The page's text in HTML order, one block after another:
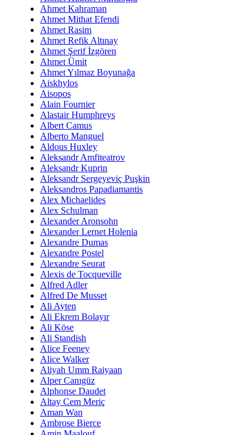
Ahmet Kahraman
Ahmet Mithat Efendi
Ahmet Rasim
Ahmet Refik Altınay
Ahmet Şerif İzgören
Ahmet Ümit
Ahmet Yılmaz Boyunağa
Aiskhylos
Aisopos
Alain Fournier
Alastair Humphreys
Albert Camus
Alberto Manguel
Aldous Huxley
Aleksandr Amfiteatrov
Aleksandr Kuprin
Aleksandr Sergeyeviç Puşkin
Aleksandros Papadiamantis
Alex Michaelides
Alex Schulman
Alexander Aronsohn
Alexander Lernet Holenia
Alexandre Dumas
Alexandre Postel
Alexandre Seurat
Alexis de Tocqueville
Alfred Adler
Alfred De Musset
Ali Ayten
Ali Ekrem Bolayır
Ali Köse
Ali Standish
Alice Feeney
Alice Walker
Aliyah Umm Raiyaan
Alper Canıgüz
Alphonse Daudet
Altay Cem Meriç
Aman Wan
Ambrose Bierce